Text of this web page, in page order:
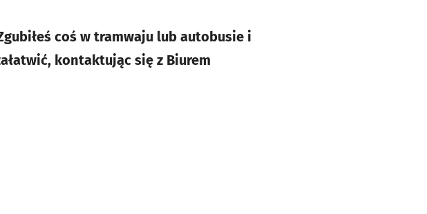
coś w tramwaju lub autobusie i
kontaktując się z Biurem